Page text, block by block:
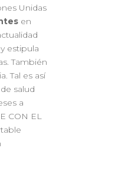
Unidas
en
estipula
También
Tal es así
salud
a
CON EL